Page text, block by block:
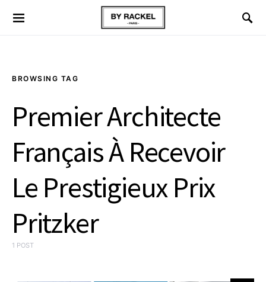
BROWSING TAG
Premier Architecte
Français À Recevoir
Le Prestigieux Prix
Pritzker
1 POST